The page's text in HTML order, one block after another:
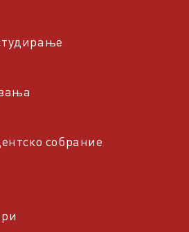
собрание